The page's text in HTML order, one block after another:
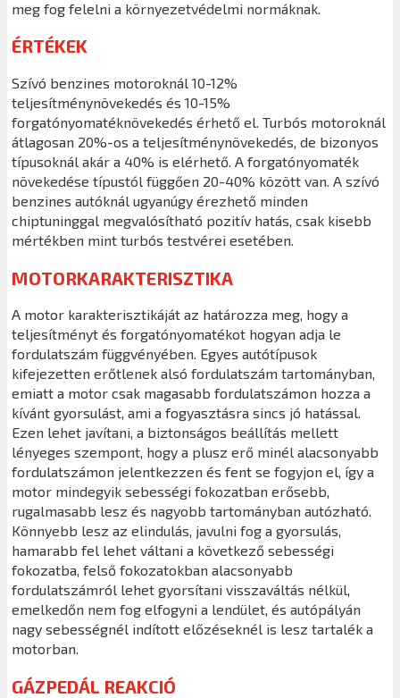
meg fog felelni a környezetvédelmi normáknak.
ÉRTÉKEK
Szívó benzines motoroknál 10-12%
teljesítménynövekedés és 10-15%
forgatónyomatéknövekedés érhető el. Turbós motoroknál
átlagosan 20%-os a teljesítménynövekedés, de bizonyos
típusoknál akár a 40% is elérhető. A forgatónyomaték
növekedése típustól függően 20-40% között van. A szívó
benzines autóknál ugyanúgy érezhető minden
chiptuninggal megvalósítható pozitív hatás, csak kisebb
mértékben mint turbós testvérei esetében.
MOTORKARAKTERISZTIKA
A motor karakterisztikáját az határozza meg, hogy a
teljesítményt és forgatónyomatékot hogyan adja le
fordulatszám függvényében. Egyes autótípusok
kifejezetten erőtlenek alsó fordulatszám tartományban,
emiatt a motor csak magasabb fordulatszámon hozza a
kívánt gyorsulást, ami a fogyasztásra sincs jó hatással.
Ezen lehet javítani, a biztonságos beállítás mellett
lényeges szempont, hogy a plusz erő minél alacsonyabb
fordulatszámon jelentkezzen és fent se fogyjon el, így a
motor mindegyik sebességi fokozatban erősebb,
rugalmasabb lesz és nagyobb tartományban autózható.
Könnyebb lesz az elindulás, javulni fog a gyorsulás,
hamarabb fel lehet váltani a következő sebességi
fokozatba, felső fokozatokban alacsonyabb
fordulatszámról lehet gyorsítani visszaváltás nélkül,
emelkedőn nem fog elfogyni a lendület, és autópályán
nagy sebességnél indított előzéseknél is lesz tartalék a
motorban.
GÁZPEDÁL REAKCIÓ